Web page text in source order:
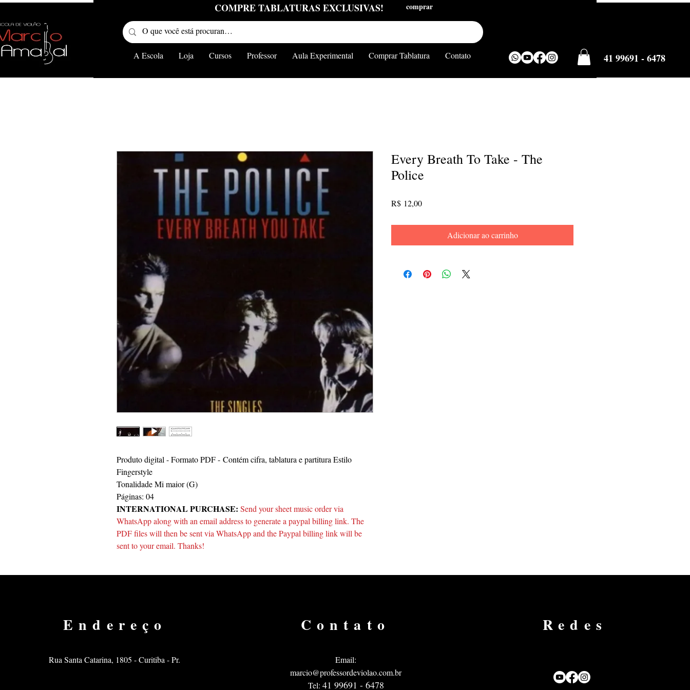
COMPRE TABLATURAS EXCLUSIVAS! comprar
A Escola Loja Cursos Professor Aula Experimental Comprar Tablatura Contato 41 99691 - 6478
Produto digital - Formato PDF - Contém cifra, tablatura e partitura Estilo
Fingerstyle
Tonalidade Mi maior (G)
Páginas: 04
INTERNATIONAL PURCHASE: Send your sheet music order via
WhatsApp along with an email address to generate a paypal billing link. The
PDF files will then be sent via WhatsApp and the Paypal billing link will be
sent to your email. Thanks!
Every Breath To Take - The
Police
R$ 12,00Preço
Adicionar ao carrinho
Endereço
Rua Santa Catarina, 1805 - Curitiba - Pr.
Contato
Email:
marcio@professordeviolao.com.br
Tel: 41 99691 - 6478
Redes